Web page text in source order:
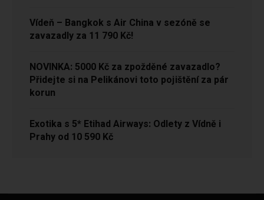
Vídeň – Bangkok s Air China v sezóně se
zavazadly za 11 790 Kč!
NOVINKA: 5000 Kč za zpožděné zavazadlo?
Přidejte si na Pelikánovi toto pojištění za pár
korun
Exotika s 5* Etihad Airways: Odlety z Vídně i
Prahy od 10 590 Kč